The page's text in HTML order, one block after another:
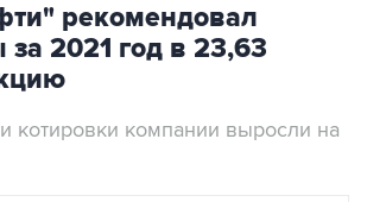
рекомендовал
2021 год в 23,63
котировки компании выросли на